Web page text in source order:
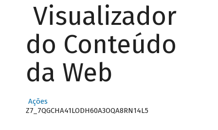
Visualizador
do Conteúdo
da Web
Ações
Z7_7QGCHA41LODH60A3OQA8RN14L5